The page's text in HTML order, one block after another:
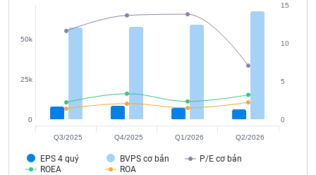
EPS 4 quý BVPS cơ bản
P/E cơ bản
ROEA
ROA
0
25k
50k
0
5
10
15
Q3/2025 Q4/2025 Q1/2026 Q2/2026
Dữ